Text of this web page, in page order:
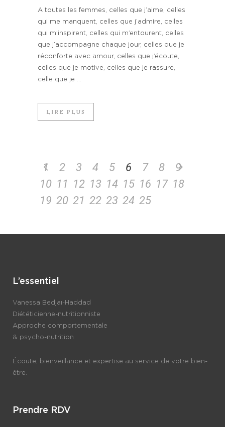
A toutes les femmes, celles que j’aime, celles
qui me manquent, celles que j’admire, celles
qui m’inspirent, celles qui m’entourent, celles
que j’accompagne chaque jour, celles que je
réconforte avec amour, celles que j’écoute,
celles que je motive, celles que je rassure,
celle que je ...
LIRE PLUS
1 2 3 4 5 6 7 8
9
10 11 12 13 14 15 16 17 18
19 20 21 22 23 24 25
L’essentiel
Vanessa Bedjaï-Haddad
Diététicienne-nutritionniste
Approche comportementale
& psycho-nutrition
Écoute, bienveillance et expertise au service de votre bien-
être.
Prendre RDV